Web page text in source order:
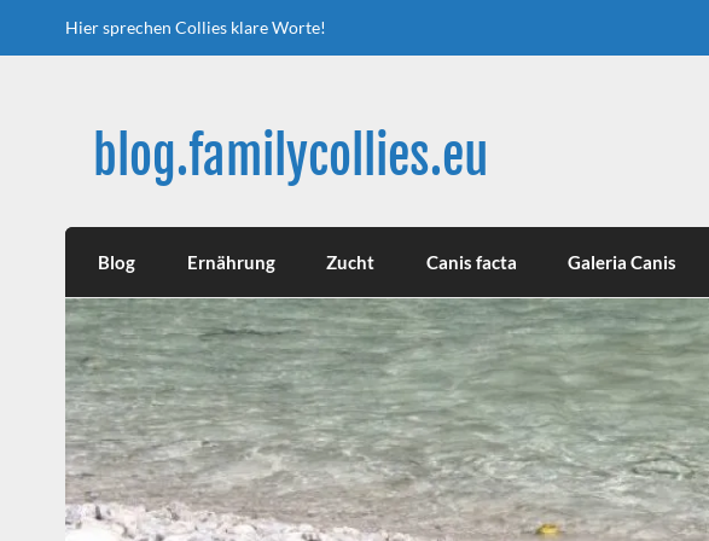
Hier sprechen Collies klare Worte!
blog.familycollies.eu
hier sprechen Collies klare Worte
Blog Ernährung Zucht Canis facta Galeria Canis